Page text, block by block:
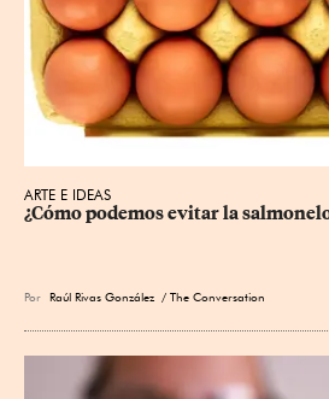
ARTE E IDEAS
¿Cómo podemos evitar la
Por Raúl Rivas González / The Conversation